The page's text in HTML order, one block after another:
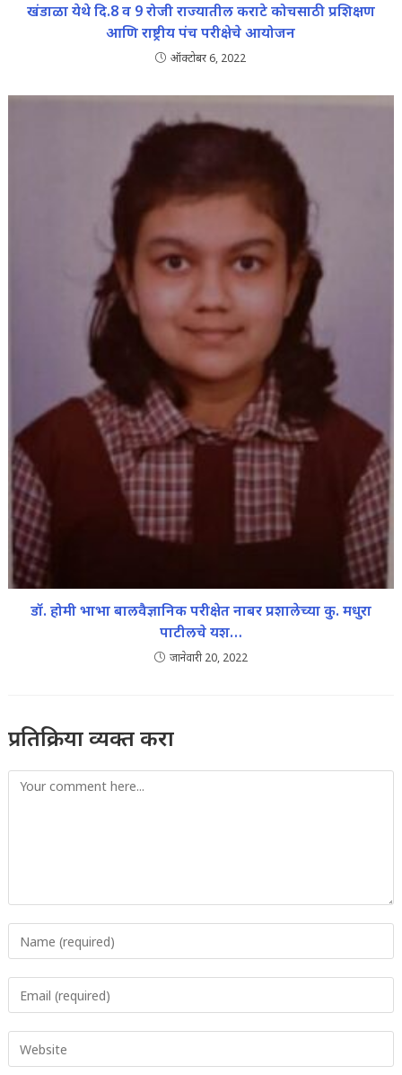
खंडाळा येथे दि.8 व 9 रोजी राज्यातील कराटे कोचसाठी प्रशिक्षण
आणि राष्ट्रीय पंच परीक्षेचे आयोजन
ऑक्टोबर 6, 2022
डॉ. होमी भाभा बालवैज्ञानिक परीक्षेत नाबर प्रशालेच्या कु. मधुरा
पाटीलचे यश…
जानेवारी 20, 2022
प्रतिक्रिया व्यक्त करा
Comment
your
username
to
comment
your
address
toyour